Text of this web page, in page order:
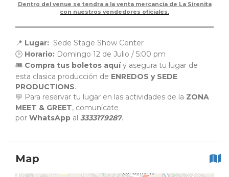
Dentro del venue se tendra a la venta mercancia de La Sirenita
con nuestros vendedores oficiales.
📍 Lugar: Sede Stage Show Center
🕒 Horario: Domingo 12 de Julio / 5:00 pm
🎟️ Compra tus boletos aquí y asegura tu lugar de
esta clasica producción de ENREDOS y SEDE
PRODUCTIONS.
💬 Para reservar tu lugar en las actividades de la ZONA
MEET & GREET, comunícate
por WhatsApp al 3333179287.
Map